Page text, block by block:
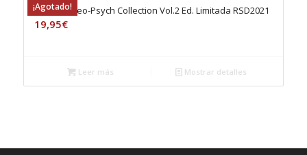
¡Agotado!
Spanish Neo-Psych Collection Vol.2 Ed. Limitada RSD2021
19,95€
Leer más Mostrar detalles